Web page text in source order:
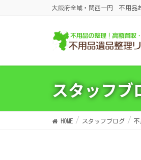
大阪府全域・関西一円 不用品
スタッフブ
HOME スタッフブログ 不